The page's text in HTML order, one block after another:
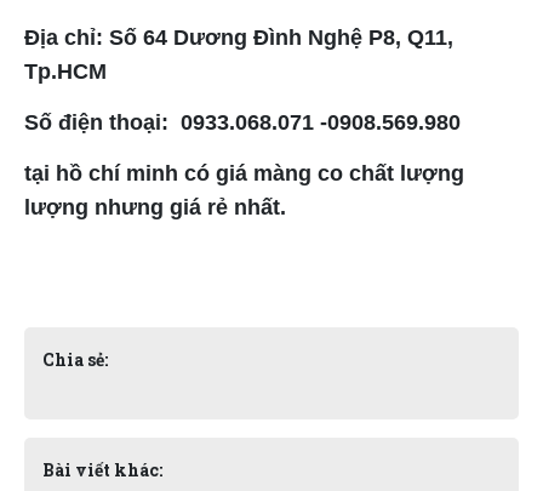
Địa chỉ: Số 64 Dương Đình Nghệ P8, Q11,
Tp.HCM
Số điện thoại: 0933.068.071 -0908.569.980
tại hồ chí minh có giá màng co chất lượng
lượng nhưng giá rẻ nhất.
Chia sẻ:
Bài viết khác: